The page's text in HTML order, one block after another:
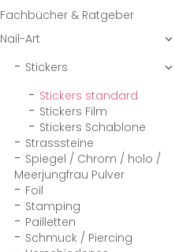
Fachbücher & Ratgeber
Nail-Art

Stickers 
Stickers standard
Stickers Film
Stickers Schablone
Strasssteine
Spiegel / Chrom / holo /
Meerjungfrau Pulver
Foil
Stamping
Pailletten
Schmuck / Piercing